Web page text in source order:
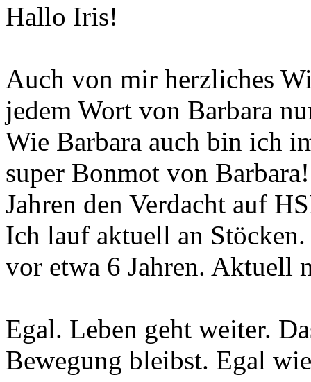
Hallo Iris!
Auch von mir herzliches
jedem Wort von Barbara
Wie Barbara auch bin ich
super Bonmot von
Jahren den Verdacht auf
Ich lauf aktuell an
vor etwa 6 Jahren. Aktuell
Egal. Leben geht weiter.
Bewegung bleibst. Egal